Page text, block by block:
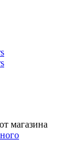
магазина